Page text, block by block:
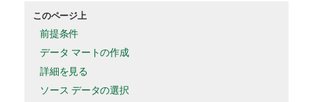
このページ上
前提条件
データ マートの作成
詳細を見る
ソース データの選択